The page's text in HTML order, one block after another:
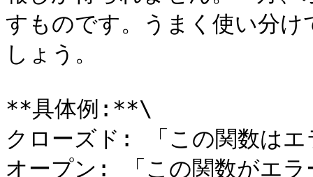
すものです。うまく使い分
しょう。
**具体例:**\
クローズド: 「この関数は
オープン: 「この関数がエラ